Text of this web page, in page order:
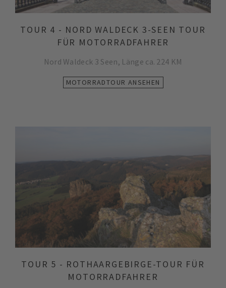
TOUR 4 - NORD WALDECK 3-SEEN TOUR
FÜR MOTORRADFAHRER
Nord Waldeck 3 Seen, Länge ca. 224 KM
MOTORRADTOUR ANSEHEN
TOUR 5 - ROTHAARGEBIRGE-TOUR FÜR
MOTORRADFAHRER